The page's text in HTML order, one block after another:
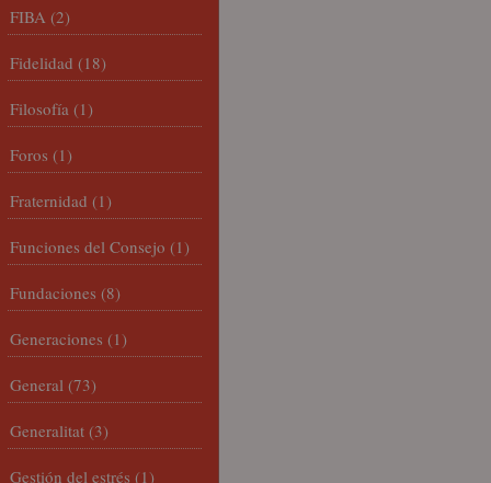
FIBA (2)
Fidelidad (18)
Filosofía (1)
Foros (1)
Fraternidad (1)
Funciones del Consejo (1)
Fundaciones (8)
Generaciones (1)
General (73)
Generalitat (3)
Gestión del estrés (1)